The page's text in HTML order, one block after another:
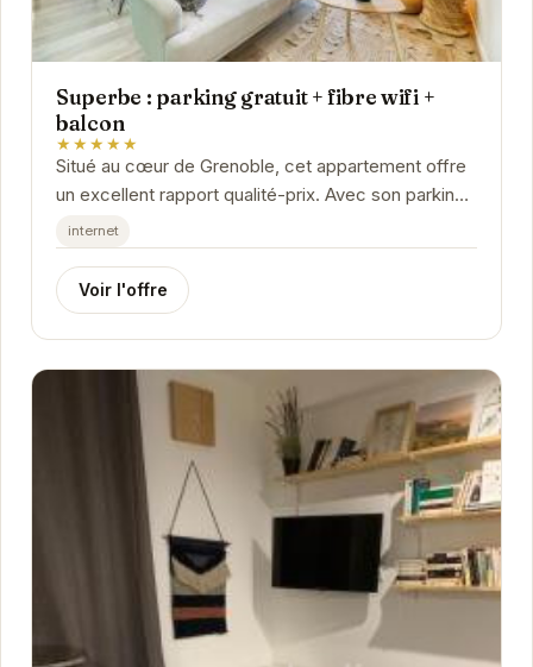
Superbe : parking gratuit + fibre wifi +
balcon
★★★★★
Situé au cœur de Grenoble, cet appartement offre
un excellent rapport qualité-prix. Avec son parking
gratuit, sa connexion wifi haut débit et son...
internet
Voir l'offre